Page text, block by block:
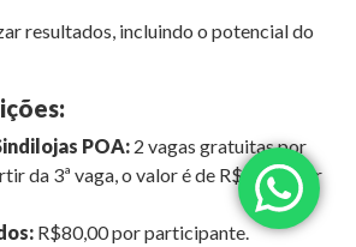
resultados, incluindo o potencial do
POA: 2 vagas gratuitas por
da 3ª vaga, o valor é de R$30,00 por
R$80,00 por participante.